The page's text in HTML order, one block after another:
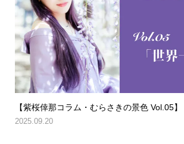
【紫桜倖那コラム・むらさきの景色 Vol.05】
2025.09.20